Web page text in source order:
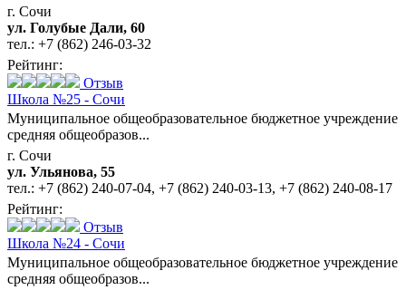
г. Сочи
ул. Голубые Дали, 60
тел.: +7 (862) 246-03-32
Рейтинг:
Отзыв
Школа №25 - Сочи
Муниципальное общеобразовательное бюджетное учреждение
средняя общеобразов...
г. Сочи
ул. Ульянова, 55
тел.: +7 (862) 240-07-04, +7 (862) 240-03-13, +7 (862) 240-08-17
Рейтинг:
Отзыв
Школа №24 - Сочи
Муниципальное общеобразовательное бюджетное учреждение
средняя общеобразов...